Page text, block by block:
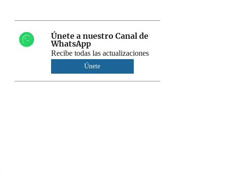
Únete a nuestro Canal de
WhatsApp
Recibe todas las actualizaciones
Únete